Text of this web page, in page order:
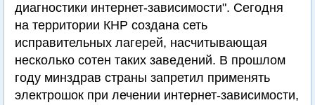
диагностики интернет-зависимости". Сегодня
на территории КНР создана сеть
исправительных лагерей, насчитывающая
несколько сотен таких заведений. В прошлом
году минздрав страны запретил применять
электрошок при лечении интернет-зависимости,